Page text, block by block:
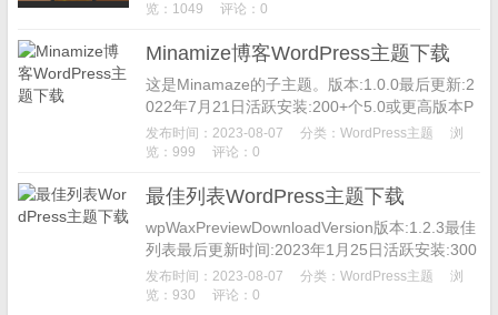
览：1049
评论：0
Minamize博客WordPress主题下载
这是Minamaze的子主题。版本:1.0.0最后更新:2
022年7月21日活跃安装:200+个5.0或更高版本P
HP版本:5.6或更高MinamazeB...
发布时间：2023-08-07 分类： WordPress主题
浏
览：999
评论：0
最佳列表WordPress主题下载
wpWaxPreviewDownloadVersion版本:1.2.3最佳
列表最后更新时间:2023年1月25日活跃安装:300
+个PHP版本:7.0或更高主...
发布时间：2023-08-07 分类： WordPress主题
浏
览：930
评论：0